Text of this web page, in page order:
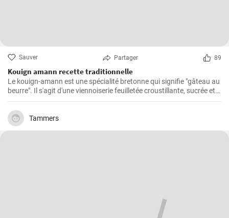
Sauver Partager 89
Kouign amann recette traditionnelle
Le kouign-amann est une spécialité bretonne qui signifie "gâteau au
beurre". Il s'agit d'une viennoiserie feuilletée croustillante, sucrée et
beurrée à souhait. Bien qu'il soit un peu complexe à réaliser, le
résultat en vaut vraiment la peine !
Tammers